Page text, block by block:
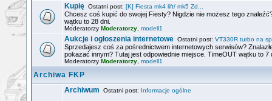
Kupię Ostatni post: [K] Fiesta mk4 lift/ mk5 Zd...
Chcesz coś kupić do swojej Fiesty? Nigdzie nie możesz tego
wątku to 28 dni.
Moderatorzy Moderatorzy modell1
Aukcje i ogłoszenia internetowe Ostatni post: VT330R turbo na
Sprzedajesz coś za pośrednictwem internetowych serwisów?
pokazać innym? Tutaj jest odpowiednie miejsce. TimeOUT wątku to 7
Moderatorzy Moderatorzy modell1
Archiwa FKP
Archiwum Ostatni post: Informacje ogólne